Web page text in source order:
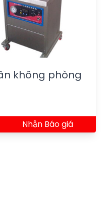
không phòng
Nhận Báo giá